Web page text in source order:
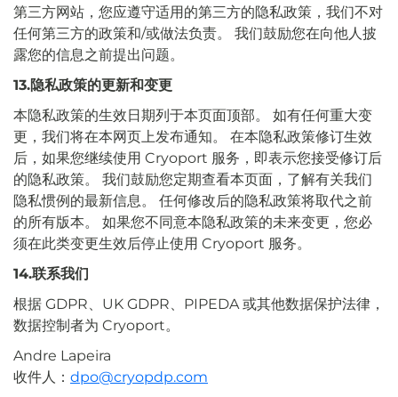
第三方网站，您应遵守适用的第三方的隐私政策，我们不对
任何第三方的政策和/或做法负责。 我们鼓励您在向他人披
露您的信息之前提出问题。
13.隐私政策的更新和变更
本隐私政策的生效日期列于本页面顶部。 如有任何重大变
更，我们将在本网页上发布通知。 在本隐私政策修订生效
后，如果您继续使用 Cryoport 服务，即表示您接受修订后
的隐私政策。 我们鼓励您定期查看本页面，了解有关我们
隐私惯例的最新信息。 任何修改后的隐私政策将取代之前
的所有版本。 如果您不同意本隐私政策的未来变更，您必
须在此类变更生效后停止使用 Cryoport 服务。
14.联系我们
根据 GDPR、UK GDPR、PIPEDA 或其他数据保护法律，
数据控制者为 Cryoport。
Andre Lapeira
收件人： dpo@cryopdp.com